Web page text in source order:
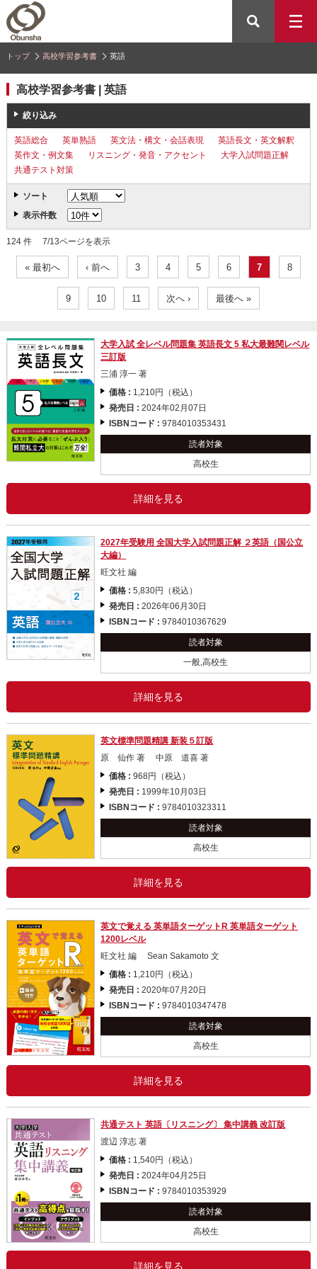
トップ 高校学習参考書 英語
高校学習参考書 | 英語
絞り込み
英語総合 英単熟語 英文法・構文・会話表現
英語長文・英文解釈
英作文・例文集
リスニング・発音・アクセント
大学入試問題正解
共通テスト対策
ソート
表示件数
124 件 7/13ページを表示
« 最初へ ‹ 前へ 3 4 5 6 7 8
9 10 11 次へ › 最後へ »
大学入試 全レベル問題集 英語長文 5 私大最難関レベル
三訂版
三浦 淳一 著
価格 : 1,210円（税込）
発売日 :2024年02月07日
ISBNコード :9784010353431
読者対象
高校生
詳細を見る
2027年受験用 全国大学入試問題正解 ２英語（国公立
大編）
旺文社 編
価格 :5,830円（税込）
発売日 :2026年06月30日
ISBNコード :9784010367629
読者対象
一般,高校生
詳細を見る
英文標準問題精講 新装５訂版
原 仙作 著 中原 道喜 著
価格 :968円（税込）
発売日 : 1999年10月03日
ISBNコード :9784010323311
読者対象
高校生
詳細を見る
英文で覚える 英単語ターゲットR 英単語ターゲット
1200レベル
旺文社 編 Sean Sakamoto 文
価格 : 1,210円（税込）
発売日 :2020年07月20日
ISBNコード :9784010347478
読者対象
高校生
詳細を見る
共通テスト 英語〔リスニング〕 集中講義 改訂版
渡辺 淳志 著
価格 : 1,540円（税込）
発売日 :2024年04月25日
ISBNコード :9784010353929
読者対象
高校生
詳細を見る